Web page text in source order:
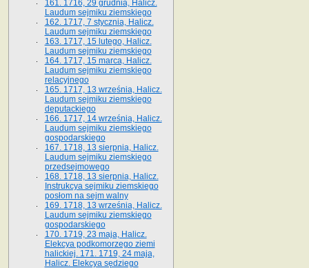
161. 1716, 29 grudnia, Halicz.
Laudum sejmiku ziemskiego
162. 1717, 7 stycznia, Halicz.
Laudum sejmiku ziemskiego
163. 1717, 15 lutego, Halicz.
Laudum sejmiku ziemskiego
164. 1717, 15 marca, Halicz.
Laudum sejmiku ziemskiego
relacyjnego
165. 1717, 13 września, Halicz.
Laudum sejmiku ziemskiego
deputackiego
166. 1717, 14 września, Halicz.
Laudum sejmiku ziemskiego
gospodarskiego
167. 1718, 13 sierpnia, Halicz.
Laudum sejmiku ziemskiego
przedsejmowego
168. 1718, 13 sierpnia, Halicz.
Instrukcya sejmiku ziemskiego
posłom na sejm walny
169. 1718, 13 września, Halicz.
Laudum sejmiku ziemskiego
gospodarskiego
170. 1719, 23 maja, Halicz.
Elekcya podkomorzego ziemi
halickiej. 171. 1719, 24 maja,
Halicz. Elekcya sędziego